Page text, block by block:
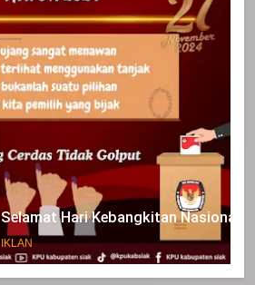
Selamat Hari Kebangkitan Nasional
IKLAN